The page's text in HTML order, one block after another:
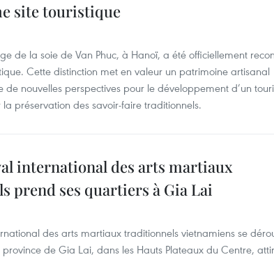
site touristique
de la soie de Van Phuc, à Hanoï, a été officiellement
Cette distinction met en valeur un patrimoine artisanal
de nouvelles perspectives pour le développement d’un
préservation des savoir-faire traditionnels.
international des arts martiaux
prend ses quartiers à Gia Lai
des arts martiaux traditionnels vietnamiens se
de Gia Lai, dans les Hauts Plateaux du Centre,